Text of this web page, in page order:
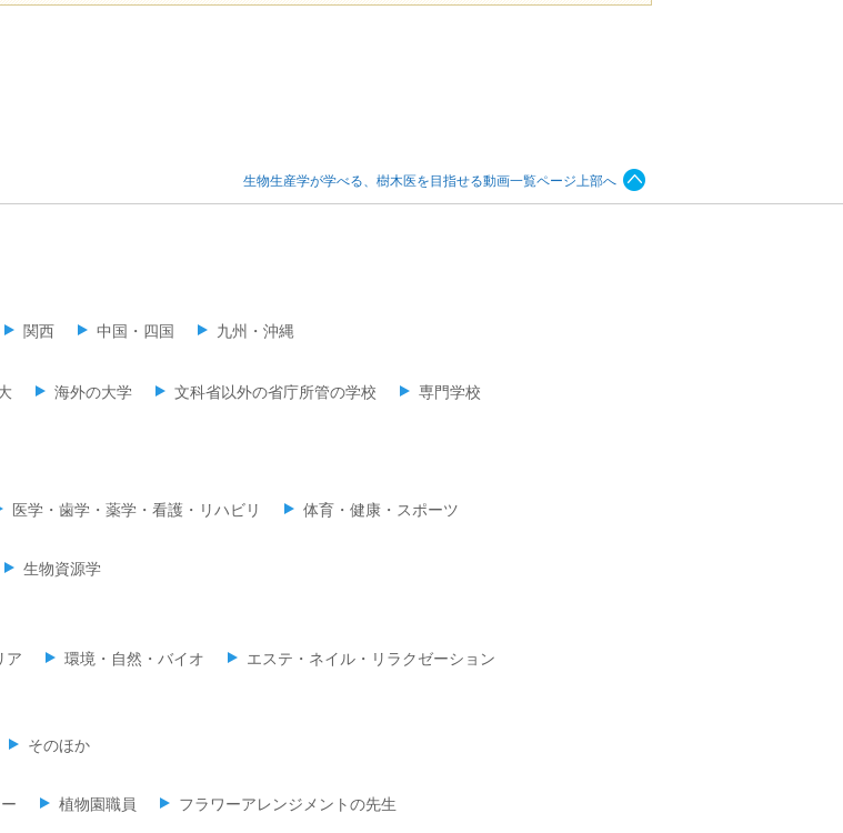
生物生産学が学べる、樹木医を目指せる動画一覧ページ上部へ
関西 中国・四国 九州・沖縄
海外の大学 文科省以外の省庁所管の学校
専門学校
医学・歯学・薬学・看護・リハビリ 体育・健康・スポーツ
生物資源学
ア 環境・自然・バイオ
エステ・ネイル・リラクゼーション
そのほか
植物園職員 フラワーアレンジメントの先生